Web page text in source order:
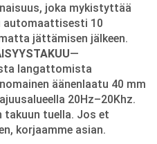
joka mykistyttää
automaattisesti 10
jättämisen jälkeen.
—
langattomista
äänenlaatu 40 mm
20Hz–20Khz.
takuun tuella. Jos et
korjaamme asian.